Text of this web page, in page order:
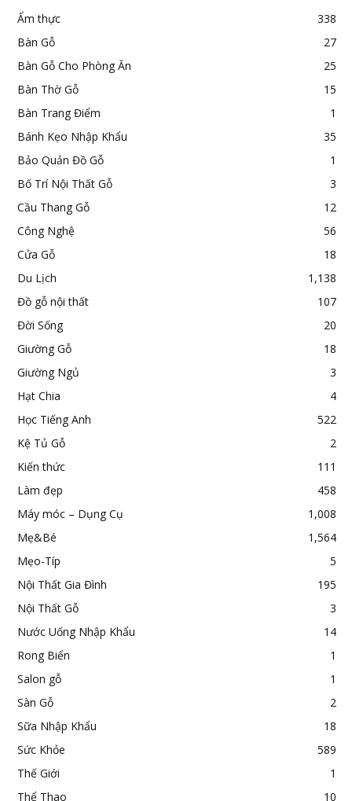
Ẩm thực
338
Bàn Gỗ
27
Bàn Gỗ Cho Phòng Ăn
25
Bàn Thờ Gỗ
15
Bàn Trang Điểm
1
Bánh Kẹo Nhập Khẩu
35
Bảo Quản Đồ Gỗ
1
Bố Trí Nội Thất Gỗ
3
Cầu Thang Gỗ
12
Công Nghệ
56
Cửa Gỗ
18
Du Lịch
1,138
Đồ gỗ nội thất
107
Đời Sống
20
Giường Gỗ
18
Giường Ngủ
3
Hạt Chia
4
Học Tiếng Anh
522
Kệ Tủ Gỗ
2
Kiến thức
111
Làm đẹp
458
Máy móc – Dụng Cụ
1,008
Mẹ&Bé
1,564
Mẹo-Típ
5
Nội Thất Gia Đình
195
Nội Thất Gỗ
3
Nước Uống Nhập Khẩu
14
Rong Biển
1
Salon gỗ
1
Sàn Gỗ
2
Sữa Nhập Khẩu
18
Sức Khỏe
589
Thế Giới
1
Thể Thao
10